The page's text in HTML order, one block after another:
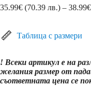
35.99€ (70.39 лв.) – 38.99€
Таблица с размери
! Всеки артикул е на
желания размер от
съответната цена се